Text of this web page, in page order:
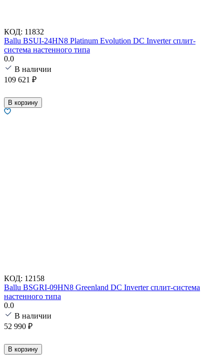
КОД: 11832
Ballu BSUI-24HN8 Platinum Evolution DC Inverter сплит-
система настенного типа
0.0
В наличии
109 621 ₽
В корзину
КОД: 12158
Ballu BSGRI-09HN8 Greenland DC Inverter сплит-система
настенного типа
0.0
В наличии
52 990 ₽
В корзину